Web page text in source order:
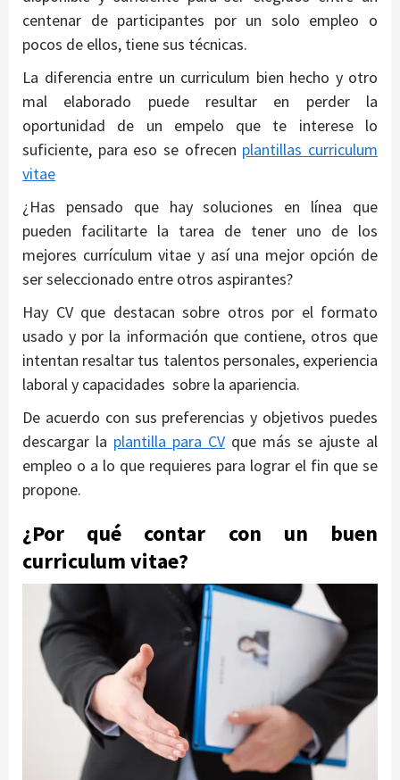
centenar de participantes por un solo empleo o
pocos de ellos, tiene sus técnicas.
La diferencia entre un curriculum bien hecho y otro
mal elaborado puede resultar en perder la
oportunidad de un empelo que te interese lo
suficiente, para eso se ofrecen plantillas curriculum
vitae
¿Has pensado que hay soluciones en línea que
pueden facilitarte la tarea de tener uno de los
mejores currículum vitae y así una mejor opción de
ser seleccionado entre otros aspirantes?
Hay CV que destacan sobre otros por el formato
usado y por la información que contiene, otros que
intentan resaltar tus talentos personales, experiencia
laboral y capacidades sobre la apariencia.
De acuerdo con sus preferencias y objetivos puedes
descargar la plantilla para CVque más se ajuste al
empleo o a lo que requieres para lograr el fin que se
propone.
¿Por qué contar con un buen
curriculum vitae?